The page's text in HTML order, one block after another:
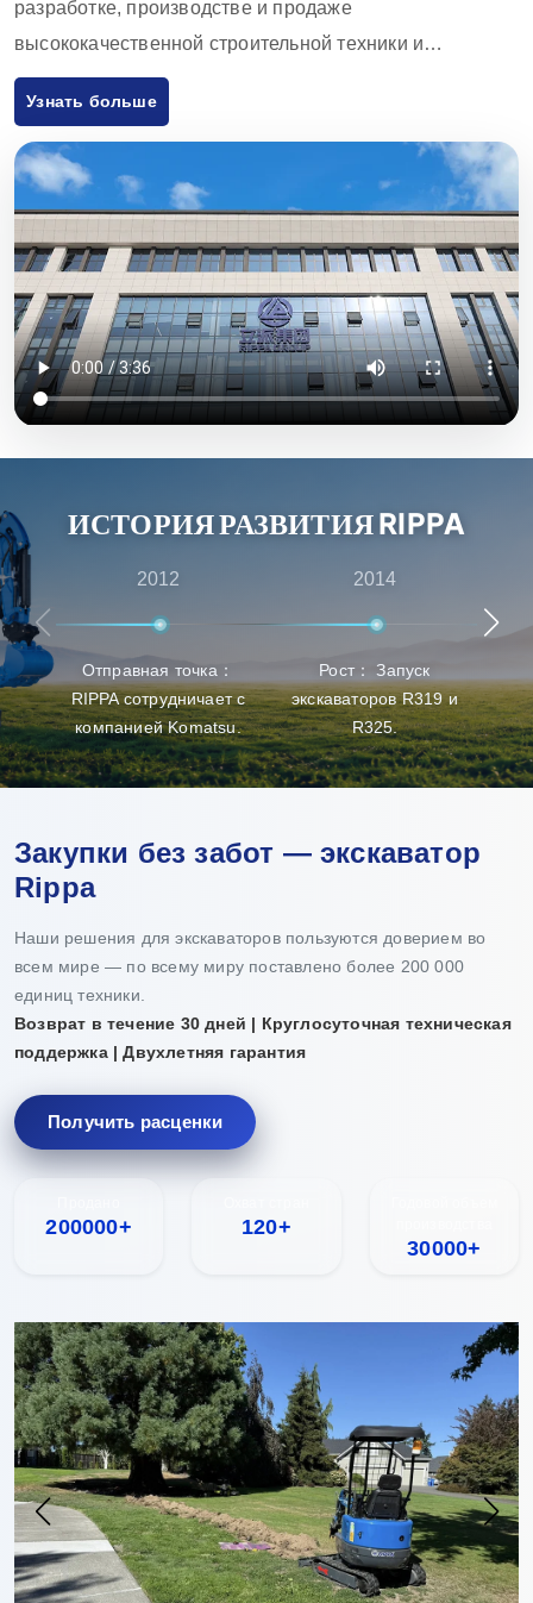
разработке, производстве и продаже
высококачественной строительной техники и
оборудования. Продукция компании включает в себя
погрузчики с бортовым поворотом и аксессуары к ним,
которые широко используются в сельском хозяйстве,
строительстве, горнодобывающей промышленности и
других отраслях. Благодаря инновационным
разработкам и строгому контролю качества,
оборудование, поставляемое Rippa Machinery,
пользуется высокой репутацией во всем мире. Мы
экспортируем продукцию в основном на европейский и
высококачественной продукции. Rippa также имеет
множество агентов по всему миру, предоставляя
универсальные услуги от предпродажных
консультаций до послепродажной поддержки,
гарантируя, что клиенты получат лучший опыт в
выборе продукции, доставке и обслуживании.
Узнать больше
ИСТОРИЯ РАЗВИТИЯ RIPPA
2012
Отправная точка：
RIPPA сотрудничает с
компанией Komatsu.
2014
Рост： Запуск
экскаваторов R319 и
R325.
Закупки без забот — экскаватор
Rippa
Наши решения для экскаваторов пользуются доверием во
всем мире — по всему миру поставлено более 200 000
единиц техники.
Возврат в течение 30 дней | Круглосуточная техническая
поддержка | Двухлетняя гарантия
Получить расценки
200000+ 120+
30000+